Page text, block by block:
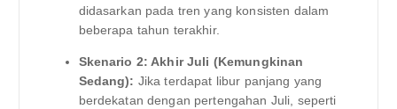
didasarkan pada tren yang konsisten dalam
beberapa tahun terakhir.
Skenario 2: Akhir Juli (Kemungkinan
Sedang): Jika terdapat libur panjang yang
berdekatan dengan pertengahan Juli, seperti